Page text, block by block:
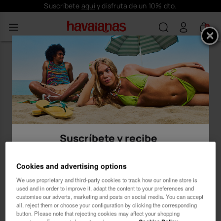
Suscríbete aquíy disfruta de un 10% dto.
0
Suscríbete y recibe
Mujer Hombre
Cookies and advertising options
We use proprietary and third-party cookies to track how our online store is
used and in order to improve it, adapt the content to your preferences and
customise our adverts, marketing and posts on social media. You can accept
all, reject them or choose your configuration by clicking the corresponding
button. Please note that rejecting cookies may affect your shopping